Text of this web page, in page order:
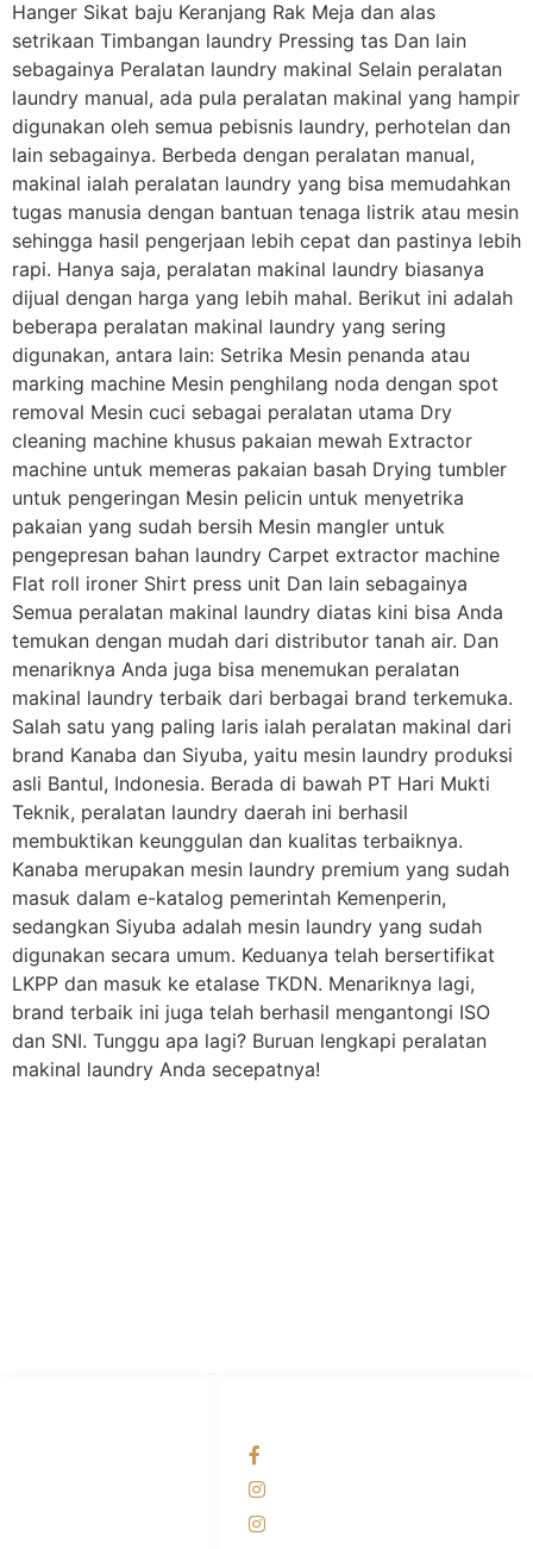
Hanger Sikat baju Keranjang Rak Meja dan alas
setrikaan Timbangan laundry Pressing tas Dan lain
sebagainya Peralatan laundry makinal Selain peralatan
laundry manual, ada pula peralatan makinal yang hampir
digunakan oleh semua pebisnis laundry, perhotelan dan
lain sebagainya. Berbeda dengan peralatan manual,
makinal ialah peralatan laundry yang bisa memudahkan
tugas manusia dengan bantuan tenaga listrik atau mesin
sehingga hasil pengerjaan lebih cepat dan pastinya lebih
rapi. Hanya saja, peralatan makinal laundry biasanya
dijual dengan harga yang lebih mahal. Berikut ini adalah
beberapa peralatan makinal laundry yang sering
digunakan, antara lain: Setrika Mesin penanda atau
marking machine Mesin penghilang noda dengan spot
removal Mesin cuci sebagai peralatan utama Dry
cleaning machine khusus pakaian mewah Extractor
machine untuk memeras pakaian basah Drying tumbler
untuk pengeringan Mesin pelicin untuk menyetrika
pakaian yang sudah bersih Mesin mangler untuk
pengepresan bahan laundry Carpet extractor machine
Flat roll ironer Shirt press unit Dan lain sebagainya
Semua peralatan makinal laundry diatas kini bisa Anda
temukan dengan mudah dari distributor tanah air. Dan
menariknya Anda juga bisa menemukan peralatan
makinal laundry terbaik dari berbagai brand terkemuka.
Salah satu yang paling laris ialah peralatan makinal dari
brand Kanaba dan Siyuba, yaitu mesin laundry produksi
asli Bantul, Indonesia. Berada di bawah PT Hari Mukti
Teknik, peralatan laundry daerah ini berhasil
membuktikan keunggulan dan kualitas terbaiknya.
Kanaba merupakan mesin laundry premium yang sudah
masuk dalam e-katalog pemerintah Kemenperin,
sedangkan Siyuba adalah mesin laundry yang sudah
digunakan secara umum. Keduanya telah bersertifikat
LKPP dan masuk ke etalase TKDN. Menariknya lagi,
brand terbaik ini juga telah berhasil mengantongi ISO
dan SNI. Tunggu apa lagi? Buruan lengkapi peralatan
makinal laundry Anda secepatnya!